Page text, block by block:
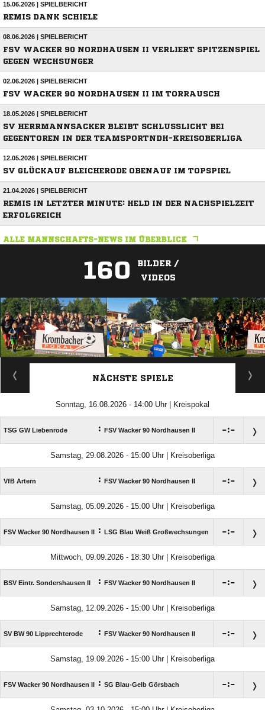
15.06.2026 | SPIELBERICHT
REMIS DANK SCHIELE
08.06.2026 | SPIELBERICHT
FSV WACKER 90 NORDHAUSEN II VERLIERT SPITZENSPIEL
GEGEN WECHSUNGER
02.06.2026 | SPIELBERICHT
FSV WACKER 90 NORDHAUSEN II IM TORRAUSCH
18.05.2026 | SPIELBERICHT
SV HERRMANNSACKER BLEIBT SCHLUSSLICHT BEI
GEGENTOREN IN DER TEAMSPORTNDH-KREISOBERLIGA
12.05.2026 | SPIELBERICHT
SV GLÜCKAUF BLEICHERODE OBENAUF IM TOPSPIEL
21.04.2026 | SPIELBERICHT
REMIS IN LETZTER MINUTE: HELD IN DER NACHSPIELZEIT
ERFOLGREICH
ALLE MANNSCHAFTS-NEWS IM ÜBERBLICK
160
BILDER /
VIDEOS
ANZEIGE
NÄCHSTE SPIELE
Sonntag, 16.08.2026 - 14:00 Uhr | Kreispokal
TSG GW Liebenrode : FSV Wacker 90 Nordhausen II :
Samstag, 29.08.2026 - 15:00 Uhr | Kreisoberliga
VfB Artern : FSV Wacker 90 Nordhausen II :
Samstag, 05.09.2026 - 15:00 Uhr | Kreisoberliga
FSV Wacker 90 Nordhausen II : LSG Blau Weiß Großwechsungen :
Mittwoch, 09.09.2026 - 18:30 Uhr | Kreisoberliga
BSV Eintr. Sondershausen II : FSV Wacker 90 Nordhausen II :
Samstag, 12.09.2026 - 15:00 Uhr | Kreisoberliga
SV BW 90 Lipprechterode : FSV Wacker 90 Nordhausen II :
Samstag, 19.09.2026 - 15:00 Uhr | Kreisoberliga
FSV Wacker 90 Nordhausen II : SG Blau-Gelb Görsbach :